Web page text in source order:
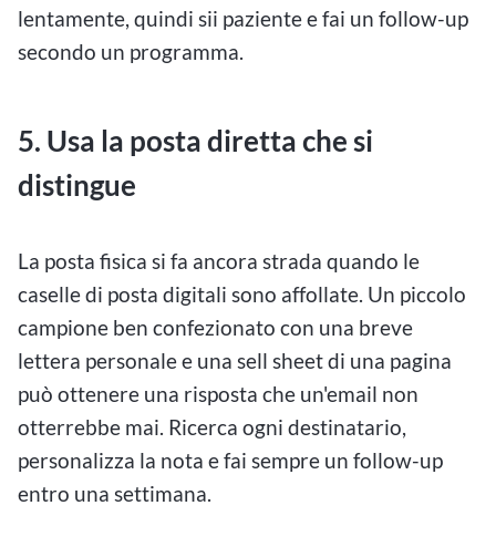
lentamente, quindi sii paziente e fai un follow-up
secondo un programma.
5. Usa la posta diretta che si
distingue
La posta fisica si fa ancora strada quando le
caselle di posta digitali sono affollate. Un piccolo
campione ben confezionato con una breve
lettera personale e una sell sheet di una pagina
può ottenere una risposta che un'email non
otterrebbe mai. Ricerca ogni destinatario,
personalizza la nota e fai sempre un follow-up
entro una settimana.